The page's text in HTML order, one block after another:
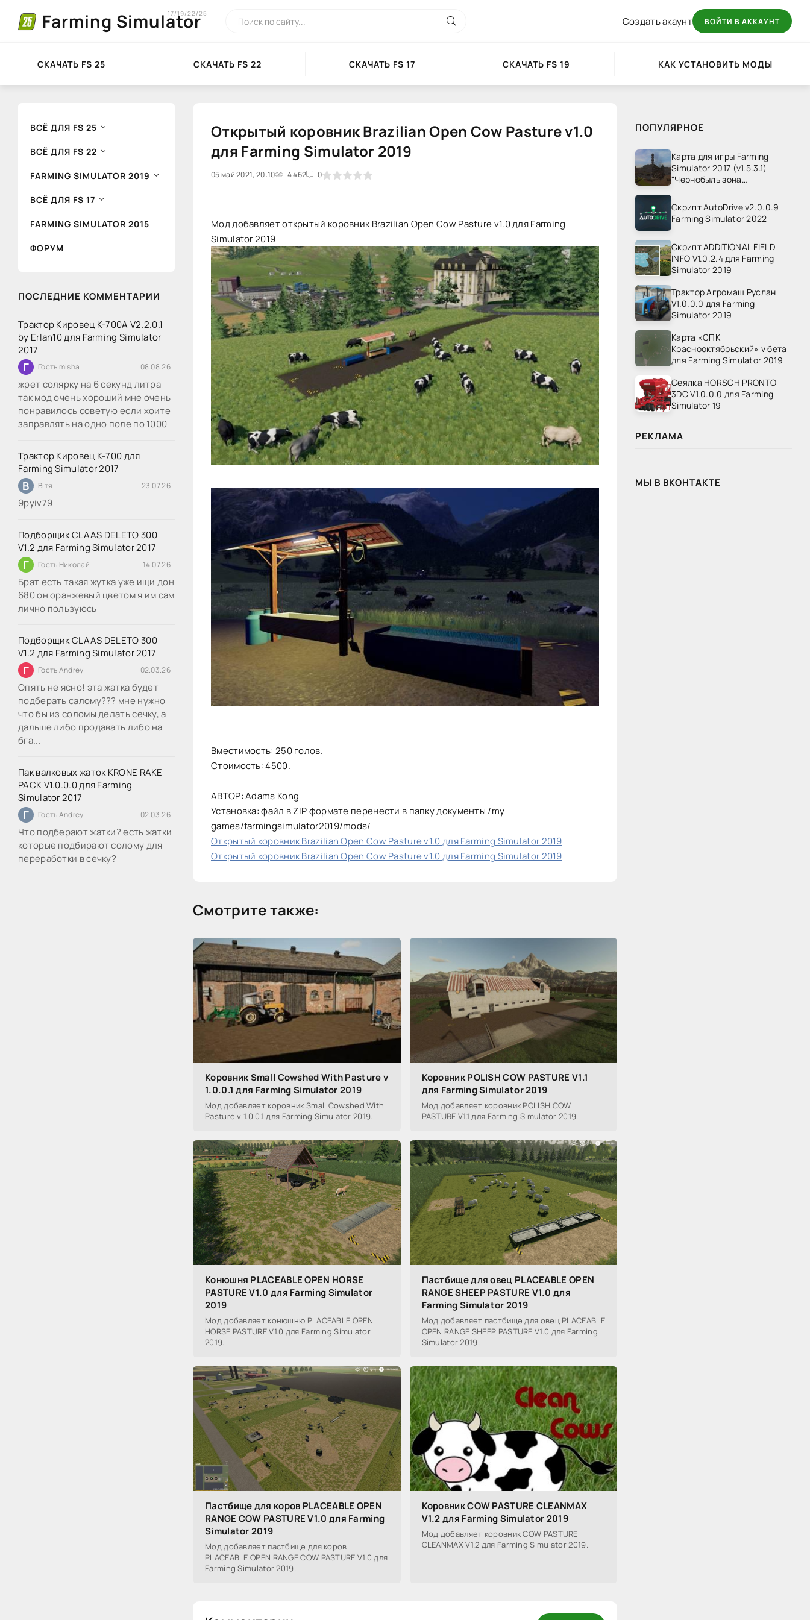
Farming Simulator
17/19/22/25
Создать акаунт ВОЙТИ В АККАУНТ
СКАЧАТЬ FS 25 СКАЧАТЬ FS 22 СКАЧАТЬ FS 17 СКАЧАТЬ FS 19 КАК УСТАНОВИТЬ МОДЫ
ВСЁ ДЛЯ FS 25
ВСЁ ДЛЯ FS 22
FARMING SIMULATOR 2019
ВСЁ ДЛЯ FS 17
FARMING SIMULATOR 2015
ФОРУМ
ПОСЛЕДНИЕ КОММЕНТАРИИ
Трактор Кировец К-700А V2.2.0.1
by Erlan10 для Farming Simulator
2017
Г Гость misha 08.08.26
жрет солярку на 6 секунд литра
так мод очень хороший мне очень
понравилось советую если хоите
заправлять на одно поле по 1000
Трактор Кировец К-700 для
Farming Simulator 2017
В Вітя 23.07.26
9руіv79
Подборщик CLAAS DELETO 300
V1.2 для Farming Simulator 2017
Г Гость Николай 14.07.26
Брат есть такая жутка уже ищи дон
680 он оранжевый цветом я им сам
лично пользуюсь
Подборщик CLAAS DELETO 300
V1.2 для Farming Simulator 2017
Г Гость Andrey 02.03.26
Опять не ясно! эта жатка будет
подберать салому??? мне нужно
что бы из соломы делать сечку, а
дальше либо продавать либо на
бга...
Пак валковых жаток KRONE RAKE
PACK V1.0.0.0 для Farming
Simulator 2017
Г Гость Andrey 02.03.26
Что подберают жатки? есть жатки
которые подбирают солому для
переработки в сечку?
Открытый коровник Brazilian Open Cow Pasture v1.0
для Farming Simulator 2019
05 май 2021, 20:10 4 462 0
1 2 3 4 5
Мод добавляет открытый коровник Brazilian Open Cow Pasture v1.0 для Farming
Simulator 2019
Вместимость: 250 голов.
Стоимость: 4500.
АВТОР: Adams Kong
Установка: файл в ZIP формате перенести в папку документы /my
games/farmingsimulator2019/mods/
Открытый коровник Brazilian Open Cow Pasture v1.0 для Farming Simulator 2019
Открытый коровник Brazilian Open Cow Pasture v1.0 для Farming Simulator 2019
Смотрите также:
Коровник Small Cowshed With Pasture v
1.0.0.1 для Farming Simulator 2019
Мод добавляет коровник Small Cowshed With
Pasture v 1.0.0.1 для Farming Simulator 2019.
Коровник POLISH COW PASTURE V1.1
для Farming Simulator 2019
Мод добавляет коровник POLISH COW
PASTURE V1.1 для Farming Simulator 2019.
Конюшня PLACEABLE OPEN HORSE
PASTURE V1.0 для Farming Simulator
2019
Мод добавляет конюшню PLACEABLE OPEN
HORSE PASTURE V1.0 для Farming Simulator
2019.
Пастбище для овец PLACEABLE OPEN
RANGE SHEEP PASTURE V1.0 для
Farming Simulator 2019
Мод добавляет пастбище для овец PLACEABLE
OPEN RANGE SHEEP PASTURE V1.0 для Farming
Simulator 2019.
Пастбище для коров PLACEABLE OPEN
RANGE COW PASTURE V1.0 для Farming
Simulator 2019
Мод добавляет пастбище для коров
PLACEABLE OPEN RANGE COW PASTURE V1.0 для
Farming Simulator 2019.
Коровник COW PASTURE CLEANMAX
V1.2 для Farming Simulator 2019
Мод добавляет коровник COW PASTURE
CLEANMAX V1.2 для Farming Simulator 2019.
ПОПУЛЯРНОЕ
Карта для игры Farming
Simulator 2017 (v1.5.3.1)
"Чернобыль зона
Скрипт AutoDrive v2.0.0.9
Farming Simulator 2022
Скрипт ADDITIONAL FIELD
INFO V1.0.2.4 для Farming
Simulator 2019
Трактор Агромаш Руслан
V1.0.0.0 для Farming
Simulator 2019
Карта «СПК
Краснооктябрьский» v бета
для Farming Simulator 2019
Сеялка HORSCH PRONTO
3DC V1.0.0.0 для Farming
Simulator 19
РЕКЛАМА
МЫ В ВКОНТАКТЕ